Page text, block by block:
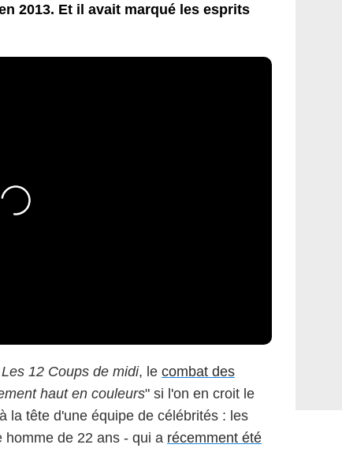
2013. Et il avait marqué les esprits
Les 12 Coups de midi, le combat des
haut en couleurs" si l'on en croit le
la tête d'une équipe de célébrités : les
homme de 22 ans - qui a récemment été